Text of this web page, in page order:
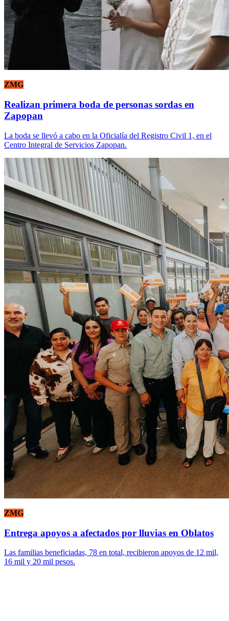
ZMG
Realizan primera boda de personas sordas en
Zapopan
La boda se llevó a cabo en la Oficialía del Registro Civil 1, en el
Centro Integral de Servicios Zapopan.
ZMG
Entrega apoyos a afectados por lluvias en Oblatos
Las familias beneficiadas, 78 en total, recibieron apoyos de 12 mil,
16 mil y 20 mil pesos.